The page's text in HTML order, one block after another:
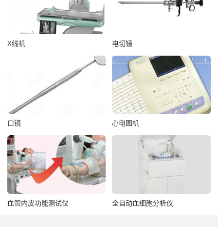
X线机 电切镜
口镜 心电图机
血管内皮功能测试仪 全自动血细胞分析仪